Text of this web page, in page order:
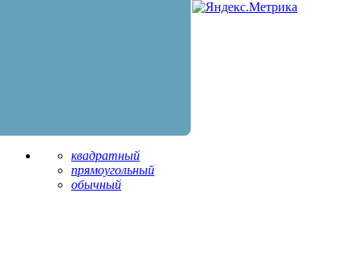
квадратный
прямоугольный
обычный